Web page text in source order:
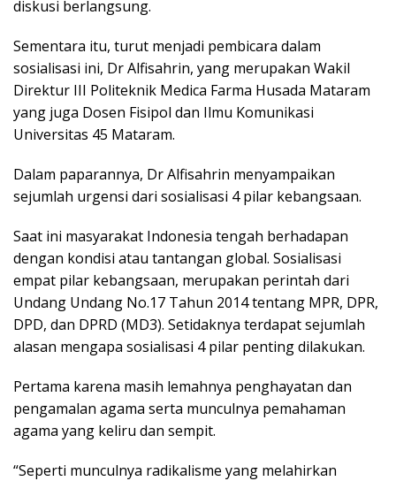
diskusi berlangsung.
Sementara itu, turut menjadi pembicara dalam
sosialisasi ini, Dr Alfisahrin, yang merupakan Wakil
Direktur III Politeknik Medica Farma Husada Mataram
yang juga Dosen Fisipol dan Ilmu Komunikasi
Universitas 45 Mataram.
Dalam paparannya, Dr Alfisahrin menyampaikan
sejumlah urgensi dari sosialisasi 4 pilar kebangsaan.
Saat ini masyarakat Indonesia tengah berhadapan
dengan kondisi atau tantangan global. Sosialisasi
empat pilar kebangsaan, merupakan perintah dari
Undang Undang No.17 Tahun 2014 tentang MPR, DPR,
DPD, dan DPRD (MD3). Setidaknya terdapat sejumlah
alasan mengapa sosialisasi 4 pilar penting dilakukan.
Pertama karena masih lemahnya penghayatan dan
pengamalan agama serta munculnya pemahaman
agama yang keliru dan sempit.
“Seperti munculnya radikalisme yang melahirkan